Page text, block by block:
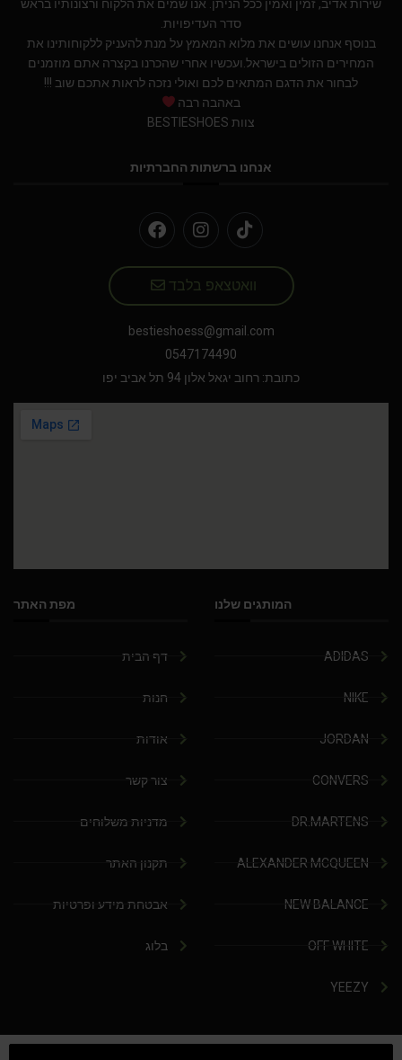
שירות אדיב, זמין ואמין ככל הניתן. אנו שמים את הלקוח ורצונותיו בראש
סדר העדיפויות.
בנוסף אנחנו עושים את מלוא המאמץ על מנת להעניק ללקוחותינו את
המחירים הזולים בישראל.ועכשיו אחרי שהכרנו בקצרה אתם מוזמנים
לבחור את הדגם המתאים לכם ואולי נזכה לראות אתכם שוב !!!
באהבה רבה
צוות BESTIESHOES
אנחנו ברשתות החברתיות
וואטצאפ בלבד
bestieshoess@gmail.com
0547174490
כתובת: רחוב יגאל אלון 94 תל אביב יפו
המותגים שלנו
ADIDAS
NIKE
JORDAN
CONVERS
DR.MARTENS
ALEXANDER MCQUEEN
NEW BALANCE
OFF WHITE
YEEZY
מפת האתר
דף הבית
חנות
אודות
צור קשר
מדניות משלוחים
תקנון האתר
אבטחת מידע ופרטיות
בלוג